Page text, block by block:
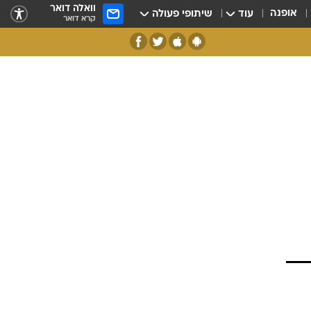
אופנה עוד שיתופי פעולה וואלה דואר
קרא דואר